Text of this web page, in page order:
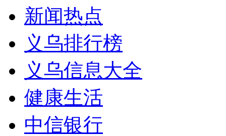
新闻热点
义乌排行榜
义乌信息大全
健康生活
中信银行